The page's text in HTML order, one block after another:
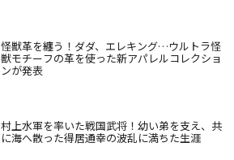
怪獣革を纏う！ダダ、エレキング…ウルトラ怪
獣モチーフの革を使った新アパレルコレクショ
ンが発表
村上水軍を率いた戦国武将！幼い弟を支え、共
に海へ散った得居通幸の波乱に満ちた生涯